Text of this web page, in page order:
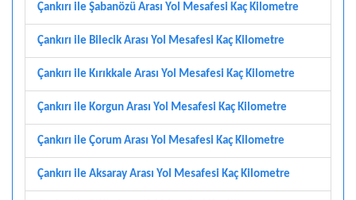
Çankırı ile Şabanözü Arası Yol Mesafesi Kaç Kilometre
Çankırı ile Bilecik Arası Yol Mesafesi Kaç Kilometre
Çankırı ile Kırıkkale Arası Yol Mesafesi Kaç Kilometre
Çankırı ile Korgun Arası Yol Mesafesi Kaç Kilometre
Çankırı ile Çorum Arası Yol Mesafesi Kaç Kilometre
Çankırı ile Aksaray Arası Yol Mesafesi Kaç Kilometre